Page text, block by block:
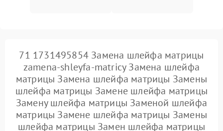
71 1731495854 Замена шлейфа матрицы
zamena-shleyfa-matricy Замена шлейфа
матрицы Замена шлейфа матрицы Замены
шлейфа матрицы Замене шлейфа матрицы
Замену шлейфа матрицы Заменой шлейфа
матрицы Замене шлейфа матрицы Замены
шлейфа матрицы Замен шлейфа матрицы